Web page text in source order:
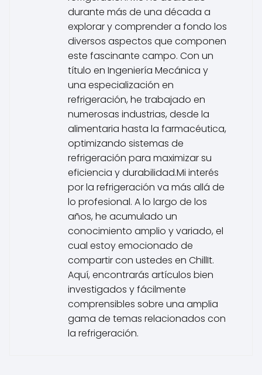
durante más de una década a
explorar y comprender a fondo los
diversos aspectos que componen
este fascinante campo. Con un
título en Ingeniería Mecánica y
una especialización en
refrigeración, he trabajado en
numerosas industrias, desde la
alimentaria hasta la farmacéutica,
optimizando sistemas de
refrigeración para maximizar su
eficiencia y durabilidad.Mi interés
por la refrigeración va más allá de
lo profesional. A lo largo de los
años, he acumulado un
conocimiento amplio y variado, el
cual estoy emocionado de
compartir con ustedes en ChillIt.
Aquí, encontrarás artículos bien
investigados y fácilmente
comprensibles sobre una amplia
gama de temas relacionados con
la refrigeración.